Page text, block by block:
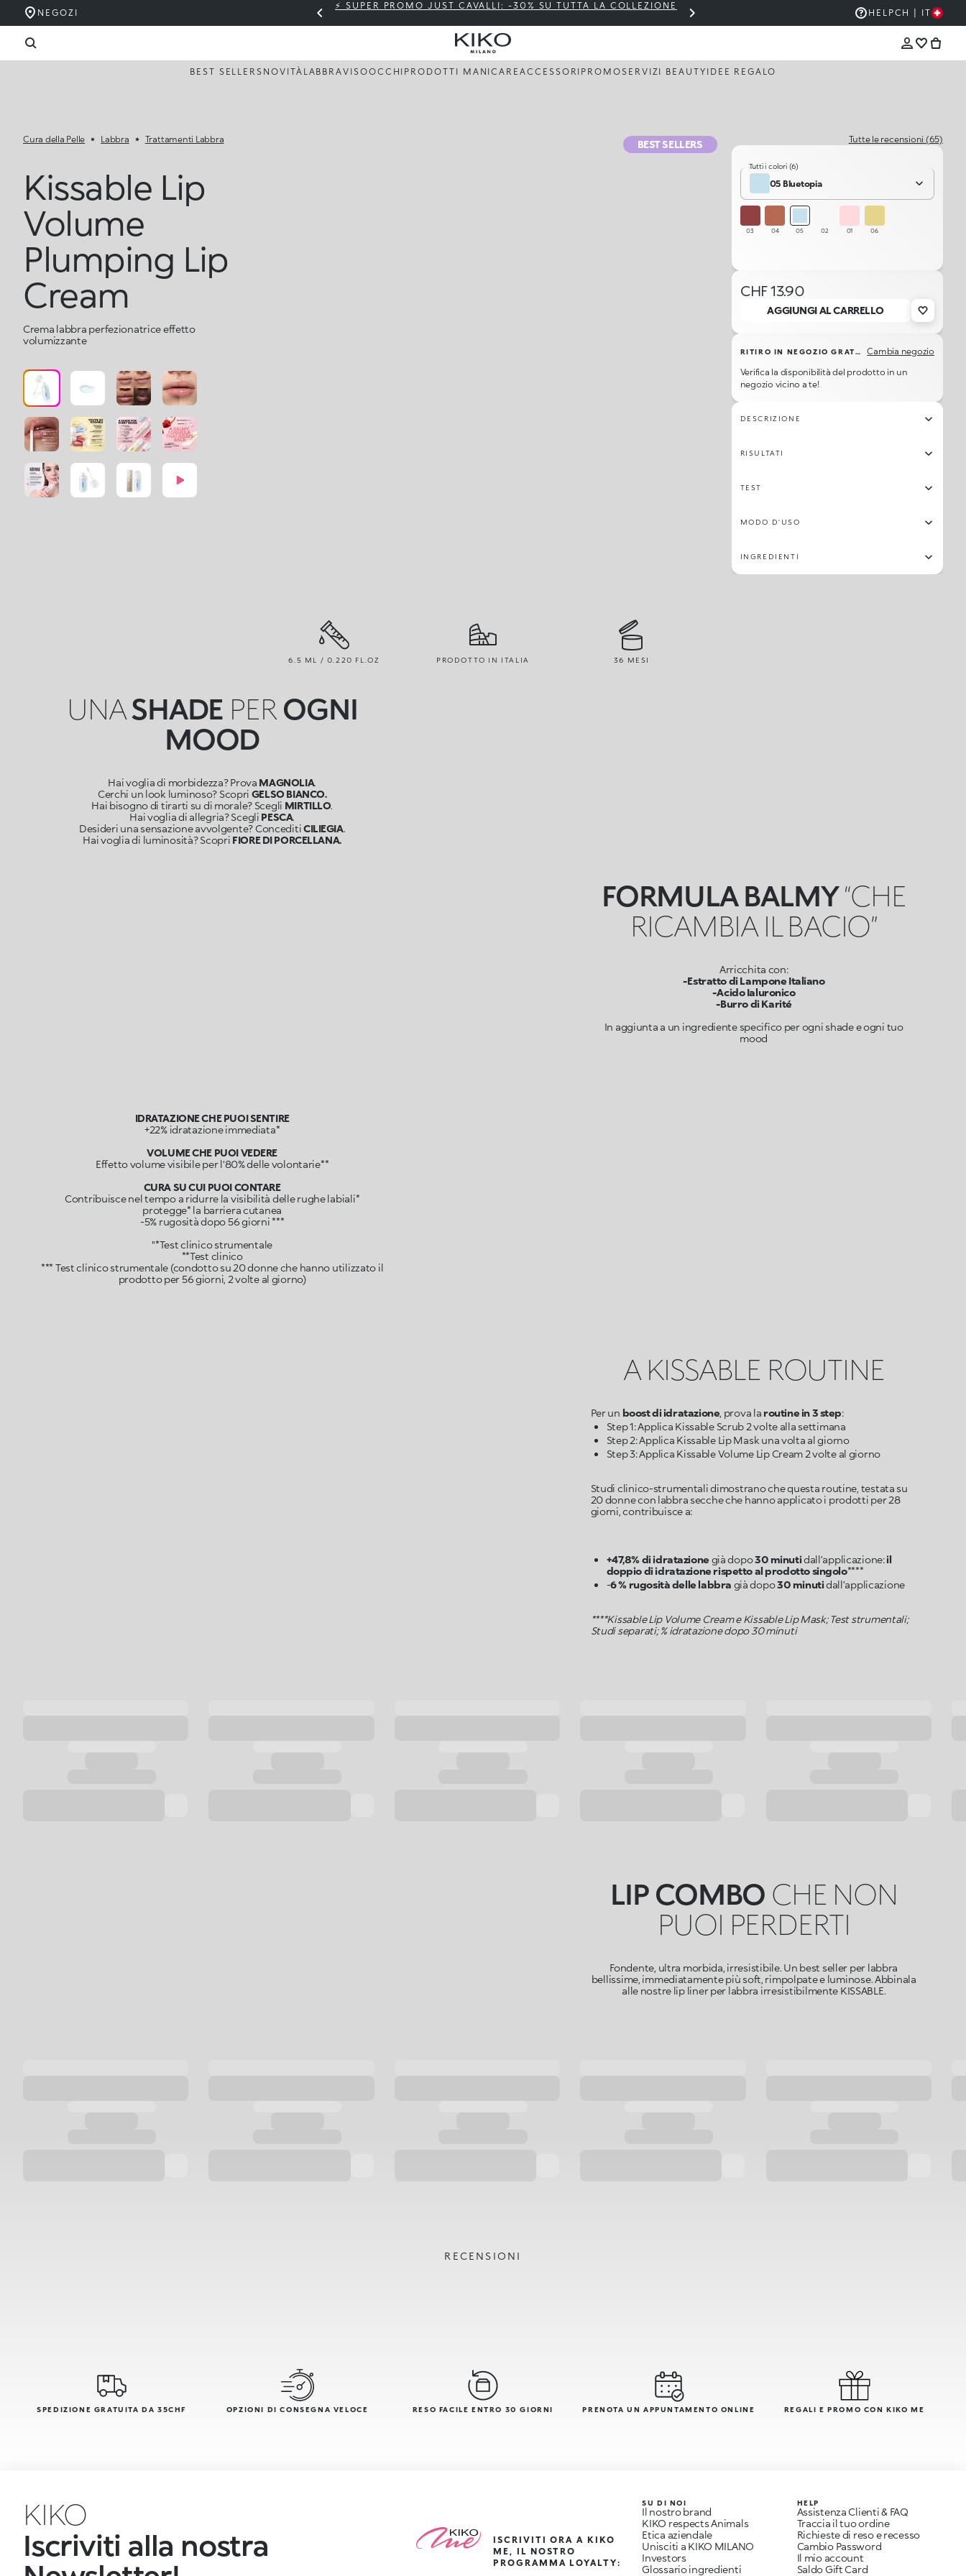
NEGOZI
⚡ SUPER PROMO JUST CAVALLI: -30% SU TUTTA LA COLLEZIONE THE KIKO SALE: FINO AL 50% DI
HELPCH | IT
BEST SELLERS NOVITÀ LABBRAVISOOCCHI PRODOTTI MANICAREACCESSORI PROMOSERVIZI BEAUTY IDEE REGALO
Cura della Pelle Labbra Trattamenti Labbra
Kissable Lip
Volume
Plumping Lip
Cream
Crema labbra perfezionatrice effetto
volumizzante
BEST SELLERS Tutte le recensioni (65)
Tutti i colori (6)
05 Bluetopia
03 04 05 02 01 06
CHF 13.90
AGGIUNGI AL CARRELLO
RITIRO IN NEGOZIO GRATUITO
Cambia negozio
Verifica la disponibilità del prodotto in un
negozio vicino a te!
DESCRIZIONE
RISULTATI
TEST
MODO D'USO
INGREDIENTI
6.5 ML / 0.220 FL.OZ PRODOTTO IN ITALIA 36 MESI
UNASHADE PER OGNI
MOOD
Hai voglia di morbidezza? Prova MAGNOLIA.
Cerchi un look luminoso? Scopri GELSO BIANCO.
Hai bisogno di tirarti su di morale? Scegli MIRTILLO.
Hai voglia di allegria? Scegli PESCA.
Desideri una sensazione avvolgente? ConceditiCILIEGIA.
Hai voglia di luminosità? Scopri FIORE DI PORCELLANA.
FORMULA BALMY“CHE
RICAMBIA IL BACIO”
Arricchita con:
-Estratto di Lampone Italiano
-Acido Ialuronico
-Burro di Karité
In aggiunta a un ingrediente specifico per ogni shade e ogni tuo
mood
IDRATAZIONE CHE PUOI SENTIRE
+22% idratazione immediata*
VOLUME CHE PUOI VEDERE
Effetto volume visibile per l'80% delle volontarie**
CURA SU CUI PUOI CONTARE
Contribuisce nel tempo a ridurre la visibilità delle rughe labiali*
protegge* la barriera cutanea
-5% rugosità dopo 56 giorni ***
"*Test clinico strumentale
**Test clinico
*** Test clinico strumentale (condotto su 20 donne che hanno utilizzato il
prodotto per 56 giorni, 2 volte al giorno)
A KISSABLE ROUTINE
Per un boost di idratazione, prova la routine in 3 step :
Step 2: Applica Kissable Lip Mask una volta al giorno
Studi clinico-strumentali dimostrano che questa routine, testata su
20 donne con labbra secche che hanno applicato i prodotti per 28
giorni, contribuisce a:
+47,8% di idratazionegià dopo30 minutidall’applicazione:il
doppio di idratazione rispetto al prodotto singolo
-6 % rugosità delle labbra già dopo30 minutidall’applicazione
****Kissable Lip Volume Cream e Kissable Lip Mask; Test strumentali;
Studi separati; % idratazione dopo 30 minuti
LIP COMBO CHE NON
PUOI PERDERTI
Fondente, ultra morbida, irresistibile. Un best seller per labbra
bellissime, immediatamente più soft, rimpolpate e luminose. Abbinala
alle nostre lip liner per labbra irresistibilmente KISSABLE.
RECENSIONI
SPEDIZIONE GRATUITA DA 35CHF OPZIONI DI CONSEGNA VELOCE RESO FACILE ENTRO 30 GIORNI PRENOTA UN APPUNTAMENTO ONLINE REGALI E PROMO CON KIKO ME
KIKO
Iscriviti alla nostra
ISCRIVITI ORA A KIKO
ME, IL NOSTRO
PROGRAMMA LOYALTY:
SU DI NOI
Il nostro brand
KIKO respects Animals
Etica aziendale
Unisciti a KIKO MILANO
Investors
Glossario ingredienti
HELP
Assistenza Clienti & FAQ
Traccia il tuo ordine
Richieste di reso e recesso
Cambio Password
Il mio account
Saldo Gift Card